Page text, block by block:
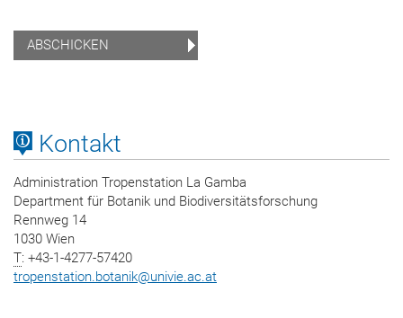
Kontakt
Administration Tropenstation La Gamba
Department für Botanik und Biodiversitätsforschung
Rennweg 14
1030 Wien
T: +43-1-4277-57420
tropenstation.botanik@univie.ac.at